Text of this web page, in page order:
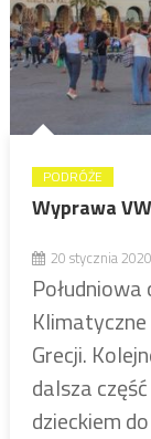
PODRÓŻE
Wyprawa
20 stycznia 2020
Południowa
Grecji.
dalsza
dzieckiem